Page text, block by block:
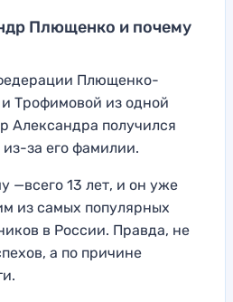
Плющенко и почему
Плющенко-
Трофимовой из одной
Александра получился
за его фамилии.
13 лет, и он уже
из самых популярных
в России. Правда, не
а по причине